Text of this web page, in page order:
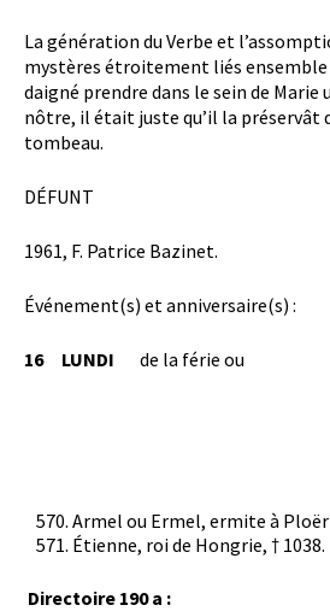
La génération du Verbe et
mystères étroitement liés
daigné prendre dans le sein de Marie
nôtre, il était juste qu’il la préservât
tombeau.
DÉFUNT
1961, F. Patrice Bazinet.
Événement(s) et anniversaire(s) :
16 LUNDI de la férie ou
Armel ou Ermel, ermite à
Étienne, roi de Hongrie, † 1038.
Directoire 190 a :